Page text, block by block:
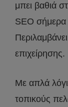
μπει βαθιά
SEO σήμερα
επιχείρησης.
Με απλά
τοπικούς